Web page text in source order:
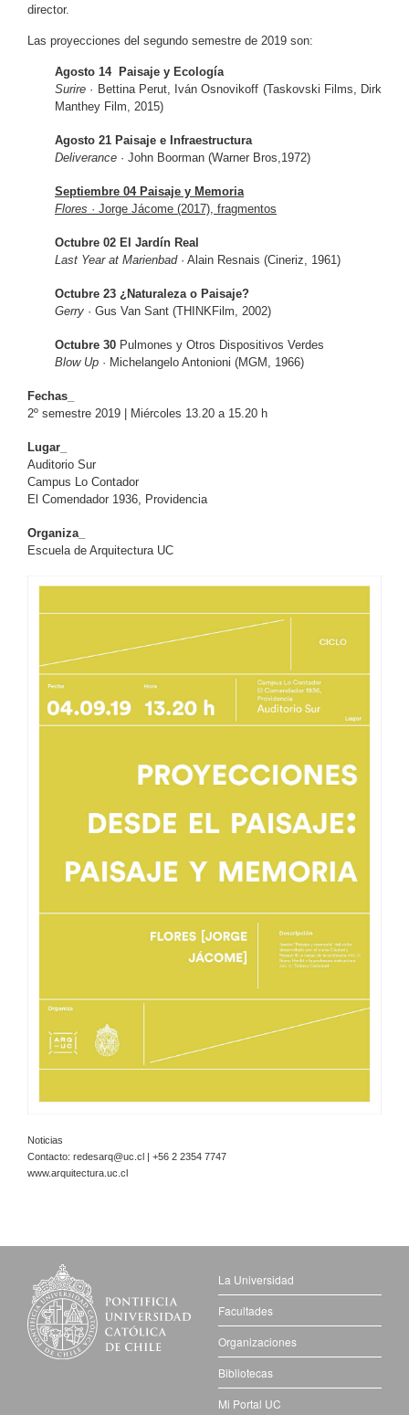
director.
Las proyecciones del segundo semestre de 2019 son:
Agosto 14 Paisaje y Ecología
Surire · Bettina Perut, Iván Osnovikoff (Taskovski Films, Dirk
Manthey Film, 2015)
Agosto 21 Paisaje e Infraestructura
Deliverance · John Boorman (Warner Bros,1972)
Septiembre 04 Paisaje y Memoria
Flores · Jorge Jácome (2017), fragmentos
Octubre 02 El Jardín Real
Last Year at Marienbad· Alain Resnais (Cineriz, 1961)
Octubre 23 ¿Naturaleza o Paisaje?
Gerry · Gus Van Sant (THINKFilm, 2002)
Octubre 30 Pulmones y Otros Dispositivos Verdes
Blow Up · Michelangelo Antonioni (MGM, 1966)
Fechas_
2º semestre 2019 | Miércoles 13.20 a 15.20 h
Lugar_
Auditorio Sur
Campus Lo Contador
El Comendador 1936, Providencia
Organiza_
Escuela de Arquitectura UC
Noticias
Contacto: redesarq@uc.cl | +56 2 2354 7747
www.arquitectura.uc.cl
La Universidad
Facultades
Organizaciones
Bibliotecas
Mi Portal UC